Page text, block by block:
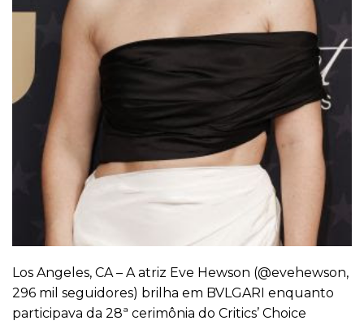
Los Angeles, CA – A atriz Eve Hewson (@evehewson,
296 mil seguidores) brilha em BVLGARI enquanto
participava da 28ª cerimônia do Critics’ Choice